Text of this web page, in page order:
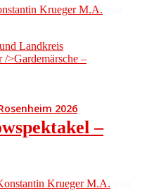
Krueger M.A.
2026
–
Krueger M.A.